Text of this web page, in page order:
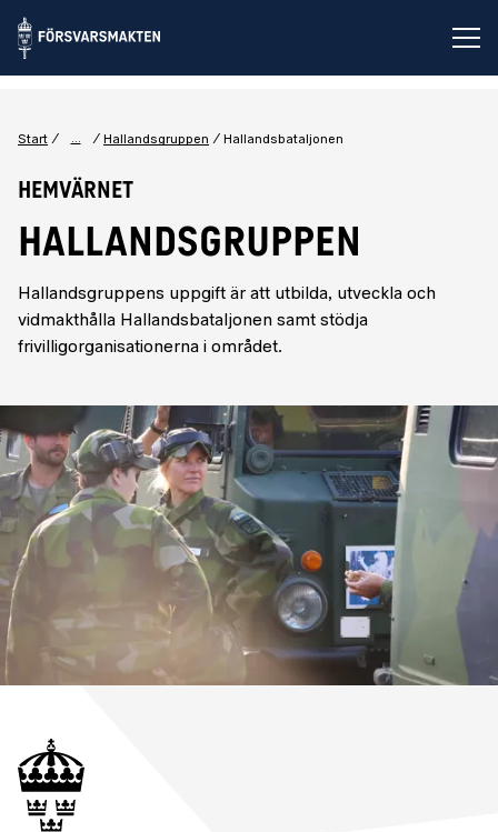
Start ... Hallandsgruppen Hallandsbataljonen
Hemvärnet
HALLANDSGRUPPEN
Hallandsgruppens uppgift är att utbilda, utveckla och
vidmakthålla Hallandsbataljonen samt stödja
frivilligorganisationerna i området.